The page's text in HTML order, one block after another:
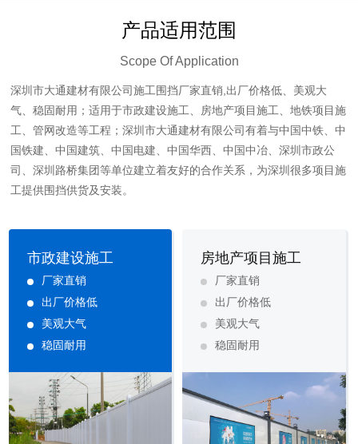
产品适用范围
Scope Of Application
深圳市大通建材有限公司施工围挡厂家直销,出厂价格低、美观大
气、稳固耐用；适用于市政建设施工、房地产项目施工、地铁项目施
工、管网改造等工程；深圳市大通建材有限公司有着与中国中铁、中
国铁建、中国建筑、中国电建、中国华西、中国中冶、深圳市政公
司、深圳路桥集团等单位建立着友好的合作关系，为深圳很多项目施
工提供围挡供货及安装。
市政建设施工
厂家直销
出厂价格低
美观大气
稳固耐用
房地产项目施工
厂家直销
出厂价格低
美观大气
稳固耐用